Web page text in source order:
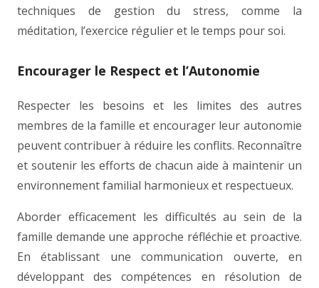
techniques de gestion du stress, comme la
méditation, l’exercice régulier et le temps pour soi.
Encourager le Respect et l’Autonomie
Respecter les besoins et les limites des autres
membres de la famille et encourager leur autonomie
peuvent contribuer à réduire les conflits. Reconnaître
et soutenir les efforts de chacun aide à maintenir un
environnement familial harmonieux et respectueux.
Aborder efficacement les difficultés au sein de la
famille demande une approche réfléchie et proactive.
En établissant une communication ouverte, en
développant des compétences en résolution de